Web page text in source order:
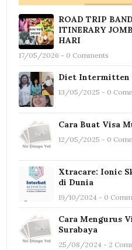
ROAD TRIP
ITINERARY
HARI
17/05/2026 - 0 Comments
Diet Intermitten
13/05/2025 - 0
Cara Buat Visa
12/05/2025 - 0
Xtracare: Ionic
di Dunia
19/10/2024 - 0
Cara Mengurus
Surabaya
25/08/2024 - 2